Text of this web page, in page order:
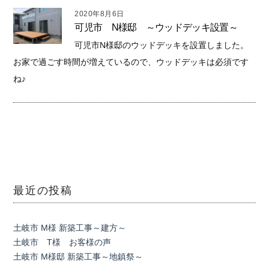
2020年8月6日
可児市 N様邸 ～ウッドデッキ設置～
可児市N様邸のウッドデッキを設置しました。
お家で過ごす時間が増えているので、ウッドデッキは必須です
ね♪
最近の投稿
土岐市 M様 新築工事～建方～
土岐市 T様 お客様の声
土岐市 M様邸 新築工事～地鎮祭～